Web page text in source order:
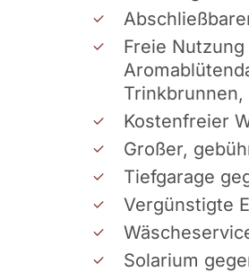
Freie
Kostenfreier
Großer,
Tiefgarage
Vergünstigte
Solarium